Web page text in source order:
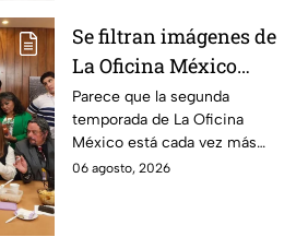
Se filtran imágenes de
La Oficina México
temporada 2 y un
detalle desata teorías
entre los fans
Parece que la segunda
temporada de La Oficina
México está cada vez más
cerca, pues el elenco ya se
06 agosto, 2026